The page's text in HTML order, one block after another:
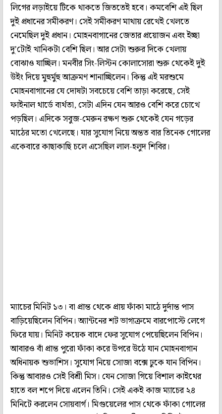
লিগের লড়াইয়ে টিকে থাকতে জিততেই হবে। কমবেশি এই ছিল
দুই প্রধানের সমীকরণ। সেই সমীকরণ মাথায় রেখেই খেলতে
নেমেছিল দুই প্রধান। মোহনবাগানের জেতার প্রয়োজন এবং ইচ্ছা
দু'টোই খানিকটা বেশি ছিল। আর সেটা শুরুর দিকে খেলায়
বোঝাও যাচ্ছিল। মনবীর সিং-লিস্টন কোলাসোরা শুরু থেকেই দুই
উইং দিয়ে মুহুর্মুহু আক্রমণ শানাচ্ছিলেন। কিন্তু এই মরশুমে
মোহনবাগানের যে দোষটা সবচেয়ে বেশি তাড়া করেছে, সেই
ফাইনাল থার্ডে ব্যর্থতা, সেটা এদিন যেন আরও বেশি করে চোখে
পড়ছিল। এদিকে সবুজ-মেরুন রক্ষণ শুরু থেকেই যেন গড়ের
মাঠের মতো খেলেছে। যার সুযোগ নিয়ে অন্তত বার তিনেক গোলের
একেবারে কাছাকাছি চলে এসেছিল লাল-হলুদ শিবির।
ম্যাচের মিনিট ১৩। বা প্রান্ত থেকে প্রায় ফাঁকা মাঠে দুর্দান্ত পাস
বাড়িয়েছিলেন বিপিন। অ্যান্টনের শট ভাগ্যক্রমে বারপোস্টে লেগে
ফিরে যায়। মিনিট কয়েক বাদে ফের সুযোগ পেয়েছিলেন বিপিন।
আবারও বাঁ প্রান্ত পুরো ফাঁকা করে উপরে উঠে যান মোহনবাগান
অধিনায়ক শুভাশিস। সুযোগ নিয়ে সোজা বক্সে ঢুকে যান বিপিন।
কিন্তু আবারও সেই বিশ্রী মিস। যেন সোজা গিয়ে বিশাল কাইথের
হাতে বল শপে দিয়ে এলেন তিনি। সেই একই কাজ ম্যাচের ২৪
মিনিটে করলেন সোয়বার্গ। মিগুয়েলের পাস থেকে ফাঁকা গোলের